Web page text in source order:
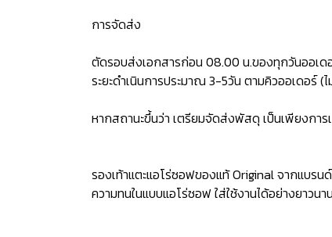
การจัดส่ง
ตัดรอบส่งเอกสารก่อน 08.00 น.ของทุกวันออเด
ระยะดำเนินการประมาณ 3-5วัน ตามคิวออเดอร์
หากสถานะขึ้นว่า เตรียมจัดส่งพัสดุ เป็นเพียงกา
รองเท้าแตะแอโร่ซอฟของแท้ Original จากแบ
ความทนในแบบแอโร่ซอฟ ใส่ใช้งานได้อย่างยาวน